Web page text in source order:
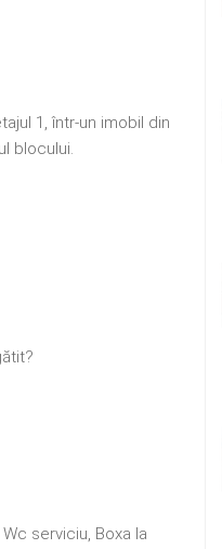
1, într-un imobil din
blocului.
Wc serviciu, Boxa la